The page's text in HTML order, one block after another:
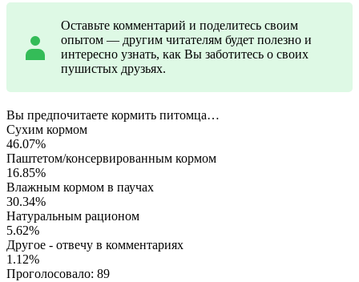
Оставьте комментарий и поделитесь своим
опытом — другим читателям будет полезно и
интересно узнать, как Вы заботитесь о своих
пушистых друзьях.
Вы предпочитаете кормить питомца…
Сухим кормом
46.07%
Паштетом/консервированным кормом
16.85%
Влажным кормом в паучах
30.34%
Натуральным рационом
5.62%
Другое - отвечу в комментариях
1.12%
Проголосовало: 89